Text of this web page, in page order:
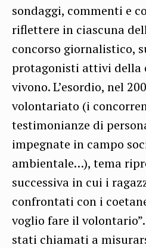
sondaggi, commenti e
riflettere in ciascuna
concorso giornalistico,
protagonisti attivi della
vivono. L’esordio, nel
volontariato (i
testimonianze di
impegnate in campo
ambientale…), tema
successiva in cui i
confrontati con i
voglio fare il
stati chiamati a